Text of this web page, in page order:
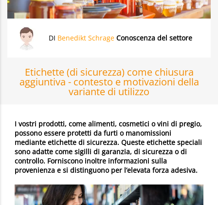
DI Benedikt Schrage Conoscenza del settore
Etichette (di sicurezza) come chiusura
aggiuntiva - contesto e motivazioni della
variante di utilizzo
I vostri prodotti, come alimenti, cosmetici o vini di pregio,
possono essere protetti da furti o manomissioni
mediante etichette di sicurezza. Queste etichette speciali
sono adatte come sigilli di garanzia, di sicurezza o di
controllo. Forniscono inoltre informazioni sulla
provenienza e si distinguono per l’elevata forza adesiva.